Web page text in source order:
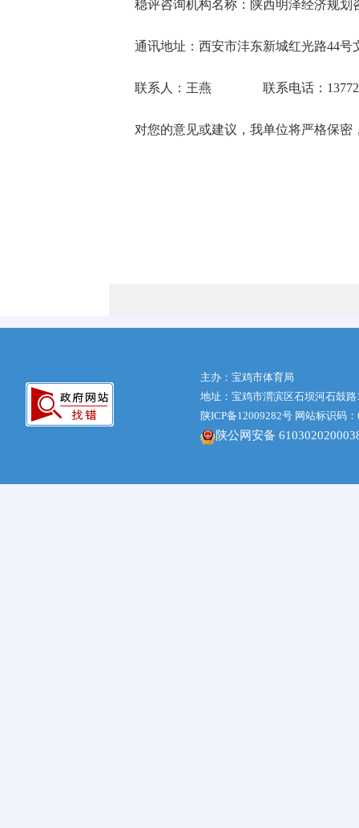
稳评咨询机构名称：陕西明泽经济规划
通讯地址：西安市沣东新城红光路44
联系人：王燕 联系电话：
对您的意见或建议，我单位将严格保
主办：宝鸡市体育局
地址：宝鸡市渭滨区石坝河石鼓
陕ICP备12009282号 网站标识码
陕公网安备